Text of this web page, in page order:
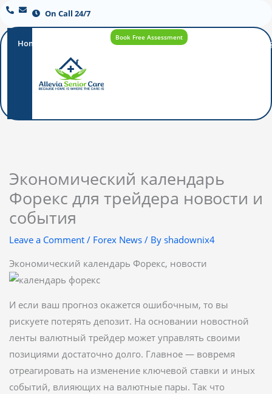
On Call 24/7
Home
Promise
How Care
Book Free Assessment
Экономический календарь
Форекс для трейдера новости и
события
Leave a Comment / Forex News/ By shadownix4
Экономический календарь Форекс, новости
И если ваш прогноз окажется ошибочным, то вы
рискуете потерять депозит. На основании новостной
ленты валютный трейдер может управлять своими
позициями достаточно долго. Главное — вовремя
отреагировать на изменение ключевой ставки и иных
событий, влияющих на валютные пары. Так что